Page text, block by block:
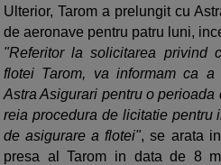
Ulterior, Tarom a prelungit cu
de aeronave pentru patru luni,
"Referitor la solicitarea privind
flotei Tarom, va informam ca a
Astra Asigurari pentru o
reia procedura de licitatie pentru
de asigurare a flotei", se arata
presa al Tarom in data de 8